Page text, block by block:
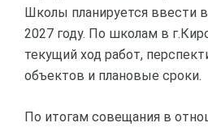
Школы планируется ввести
2027 году. По школам в
текущий ход работ,
объектов и плановые сроки.
По итогам совещания в